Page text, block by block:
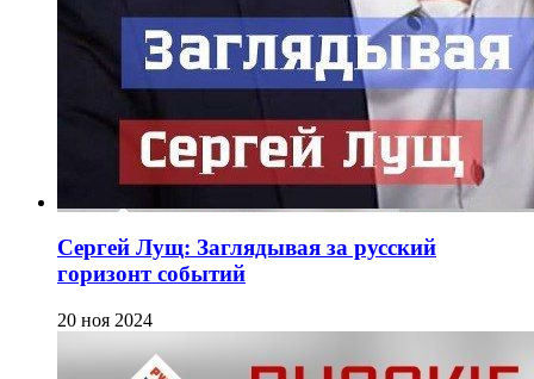
Сергей Лущ: Заглядывая за русский
горизонт событий
20 ноя 2024